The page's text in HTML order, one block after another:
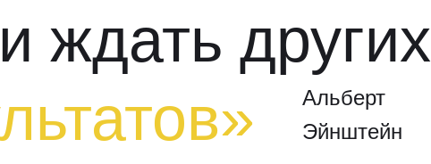
Альберт
Эйнштейн
и ждать других